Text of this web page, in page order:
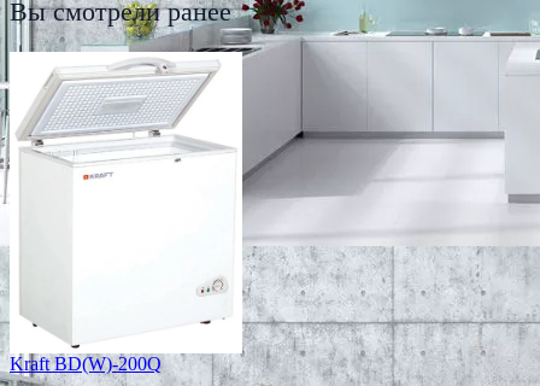
Вы смотрели ранее
Kraft BD(W)-200Q